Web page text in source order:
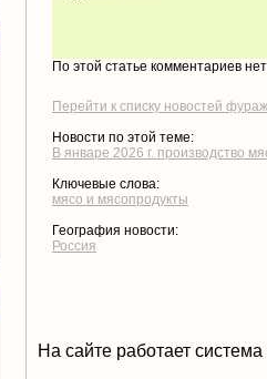
По этой статье комментариев
Перейти к списку новостей
Новости по этой теме:
В январе 2026 г. производство
Ключевые слова:
мясо и мясопродукты
География новости:
Россия
На сайте работает